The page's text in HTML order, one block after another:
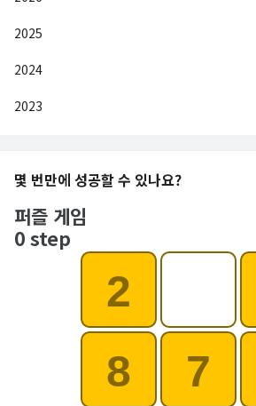
2025
2024
2023
몇 번만에 성공할 수 있나요?
퍼즐 게임
0 step
2
8
7